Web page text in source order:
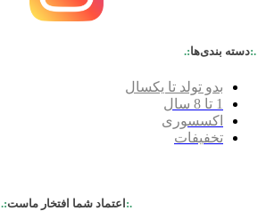
.:دسته بندی‌ها:.
بدو تولد تا یکسال
1 تا 8 سال
اکسسوری
تخفیفات
.:اعتماد شما افتخار ماست:.